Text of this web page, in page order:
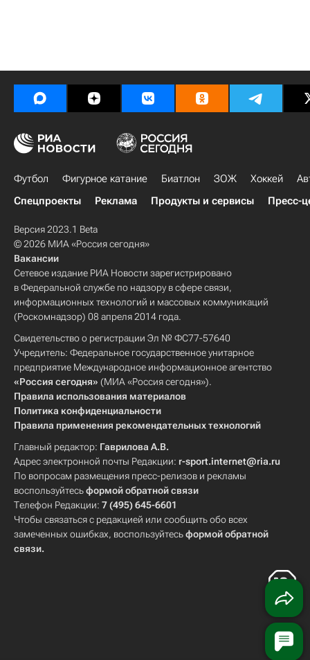
Футбол Фигурное катание Биатлон ЗОЖ Хоккей
Спецпроекты
Реклама Продукты и сервисы Пресс-
Версия 2023.1 Beta
© 2026 МИА «Россия сегодня»
Вакансии
Сетевое издание РИА Новости зарегистрировано
в Федеральной службе по надзору в сфере связи,
информационных технологий и массовых коммуникаций
(Роскомнадзор) 08 апреля 2014 года.
Свидетельство о регистрации Эл № ФС77-57640
Учредитель: Федеральное государственное унитарное
предприятие Международное информационное агентство
«Россия сегодня» (МИА «Россия сегодня»).
Правила использования материалов
Политика конфиденциальности
Правила применения рекомендательных технологий
Главный редактор: Гаврилова А.В.
Адрес электронной почты Редакции: r-sport.internet@ria.ru
По вопросам размещения пресс-релизов и рекламы
воспользуйтесьформой обратной связи
Телефон Редакции: 7 (495) 645-6601
Чтобы связаться с редакцией или сообщить обо всех
замеченных ошибках, воспользуйтесьформой обратной
связи.